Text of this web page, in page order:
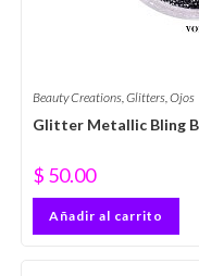
Beauty Creations, Glitters, Ojos
Glitter Metallic Bling
$ 50.00
Añadir al carrito